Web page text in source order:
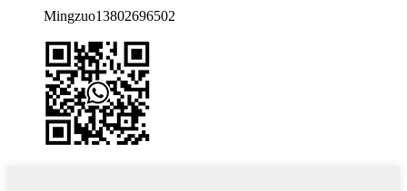
Mingzuo13802696502